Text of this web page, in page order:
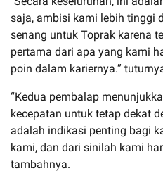
saja, ambisi kami lebih tinggi
senang untuk Toprak karena
pertama dari apa yang kami
poin dalam kariernya.”
“Kedua pembalap
kecepatan untuk tetap dekat
adalah indikasi penting bagi
kami, dan dari sinilah kami
tambahnya.